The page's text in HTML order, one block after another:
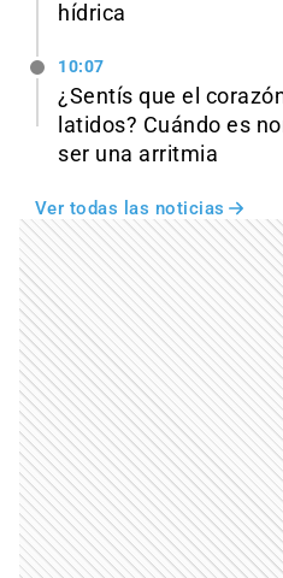
hídrica
10:07
¿Sentís que el
latidos? Cuándo es
ser una arritmia
Ver todas las noticias